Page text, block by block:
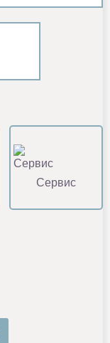
Сервис